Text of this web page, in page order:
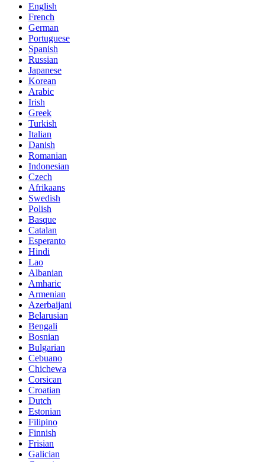
English
French
German
Portuguese
Spanish
Russian
Japanese
Korean
Arabic
Irish
Greek
Turkish
Italian
Danish
Romanian
Indonesian
Czech
Afrikaans
Swedish
Polish
Basque
Catalan
Esperanto
Hindi
Lao
Albanian
Amharic
Armenian
Azerbaijani
Belarusian
Bengali
Bosnian
Bulgarian
Cebuano
Chichewa
Corsican
Croatian
Dutch
Estonian
Filipino
Finnish
Frisian
Galician